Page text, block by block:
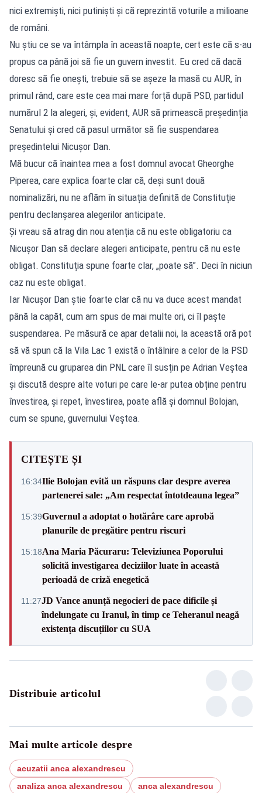
nici extremiști, nici putiniști și că reprezintă voturile a milioane
de români.
Nu știu ce se va întâmpla în această noapte, cert este că s-au
propus ca până joi să fie un guvern investit. Eu cred că dacă
doresc să fie onești, trebuie să se așeze la masă cu AUR, în
primul rând, care este cea mai mare forță după PSD, partidul
numărul 2 la alegeri, și, evident, AUR să primească președinția
Senatului și cred că pasul următor să fie suspendarea
președintelui Nicușor Dan.
Mă bucur că înaintea mea a fost domnul avocat Gheorghe
Piperea, care explica foarte clar că, deși sunt două
nominalizări, nu ne aflăm în situația definită de Constituție
pentru declanșarea alegerilor anticipate.
Și vreau să atrag din nou atenția că nu este obligatoriu ca
Nicușor Dan să declare alegeri anticipate, pentru că nu este
obligat. Constituția spune foarte clar, „poate să”. Deci în niciun
caz nu este obligat.
Iar Nicușor Dan știe foarte clar că nu va duce acest mandat
până la capăt, cum am spus de mai multe ori, ci îl paște
suspendarea. Pe măsură ce apar detalii noi, la această oră pot
să vă spun că la Vila Lac 1 există o întâlnire a celor de la PSD
împreună cu gruparea din PNL care îl susțin pe Adrian Veștea
și discută despre alte voturi pe care le-ar putea obține pentru
învestirea, și repet, învestirea, poate află și domnul Bolojan,
cum se spune, guvernului Veștea.
CITEȘTE ȘI
16:34Ilie Bolojan evită un răspuns clar despre averea
partenerei sale: „Am respectat întotdeauna legea”
15:39Guvernul a adoptat o hotărâre care aprobă
planurile de pregătire pentru riscuri
15:18Ana Maria Păcuraru: Televiziunea Poporului
solicită investigarea deciziilor luate în această
perioadă de criză enegetică
11:27JD Vance anunță negocieri de pace dificile și
îndelungate cu Iranul, în timp ce Teheranul neagă
existența discuțiilor cu SUA
Distribuie articolul
Mai multe articole despre
acuzatii anca alexandrescu
analiza anca alexandrescu
anca alexandrescu